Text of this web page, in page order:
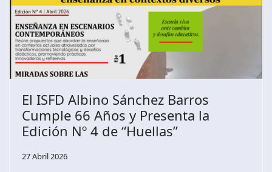
El ISFD Albino Sánchez Barros
Cumple 66 Años y Presenta la
Edición Nº 4 de “Huellas”
27 Abril 2026